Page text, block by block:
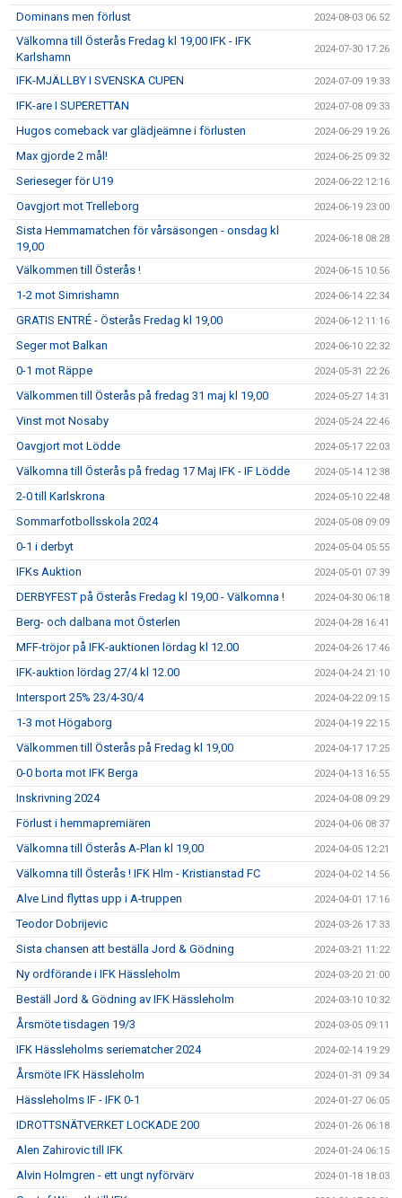
Dominans men förlust 2024-08-03 06:52
Välkomna till Österås Fredag kl 19,00 IFK - IFK
Karlshamn
2024-07-30 17:26
IFK-MJÄLLBY I SVENSKA CUPEN 2024-07-09 19:33
IFK-are I SUPERETTAN 2024-07-08 09:33
Hugos comeback var glädjeämne i förlusten 2024-06-29 19:26
Max gjorde 2 mål! 2024-06-25 09:32
Serieseger för U19 2024-06-22 12:16
Oavgjort mot Trelleborg 2024-06-19 23:00
Sista Hemmamatchen för vårsäsongen - onsdag kl
19,00
2024-06-18 08:28
Välkommen till Österås ! 2024-06-15 10:56
1-2 mot Simrishamn 2024-06-14 22:34
GRATIS ENTRÉ - Österås Fredag kl 19,00 2024-06-12 11:16
Seger mot Balkan 2024-06-10 22:32
0-1 mot Räppe 2024-05-31 22:26
Välkommen till Österås på fredag 31 maj kl 19,00 2024-05-27 14:31
Vinst mot Nosaby 2024-05-24 22:46
Oavgjort mot Lödde 2024-05-17 22:03
Välkomna till Österås på fredag 17 Maj IFK - IF Lödde 2024-05-14 12:38
2-0 till Karlskrona 2024-05-10 22:48
Sommarfotbollsskola 2024 2024-05-08 09:09
0-1 i derbyt 2024-05-04 05:55
IFKs Auktion 2024-05-01 07:39
DERBYFEST på Österås Fredag kl 19,00 - Välkomna ! 2024-04-30 06:18
Berg- och dalbana mot Österlen 2024-04-28 16:41
MFF-tröjor på IFK-auktionen lördag kl 12.00 2024-04-26 17:46
IFK-auktion lördag 27/4 kl 12.00 2024-04-24 21:10
Intersport 25% 23/4-30/4 2024-04-22 09:15
1-3 mot Högaborg 2024-04-19 22:15
Välkommen till Österås på Fredag kl 19,00 2024-04-17 17:25
0-0 borta mot IFK Berga 2024-04-13 16:55
Inskrivning 2024 2024-04-08 09:29
Förlust i hemmapremiären 2024-04-06 08:37
Välkomna till Österås A-Plan kl 19,00 2024-04-05 12:21
Välkomna till Österås ! IFK Hlm - Kristianstad FC 2024-04-02 14:56
Alve Lind flyttas upp i A-truppen 2024-04-01 17:16
Teodor Dobrijevic 2024-03-26 17:33
Sista chansen att beställa Jord & Gödning 2024-03-21 11:22
Ny ordförande i IFK Hässleholm 2024-03-20 21:00
Beställ Jord & Gödning av IFK Hässleholm 2024-03-10 10:32
Årsmöte tisdagen 19/3 2024-03-05 09:11
IFK Hässleholms seriematcher 2024 2024-02-14 19:29
Årsmöte IFK Hässleholm 2024-01-31 09:34
Hässleholms IF - IFK 0-1 2024-01-27 06:05
IDROTTSNÄTVERKET LOCKADE 200 2024-01-26 06:18
Alen Zahirovic till IFK 2024-01-24 06:15
Alvin Holmgren - ett ungt nyförvärv 2024-01-18 18:03